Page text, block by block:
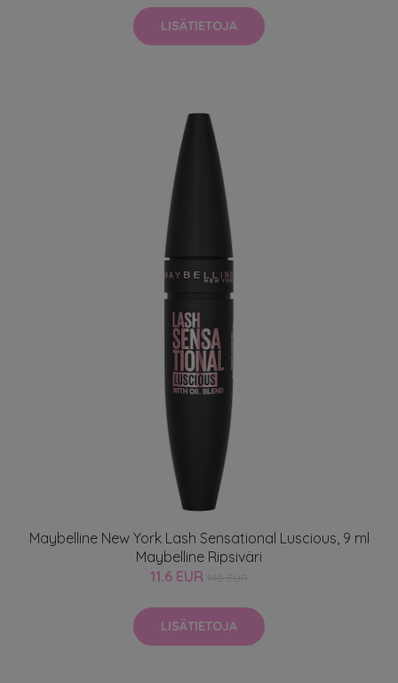
LISÄTIETOJA
Maybelline New York Lash Sensational Luscious, 9 ml
Maybelline Ripsiväri
11.6 EUR
LISÄTIETOJA